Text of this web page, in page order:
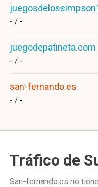
- / -
juegodepatineta.com
- / -
san-fernando.es
- / -
Tráfico de
San-fernando.es no